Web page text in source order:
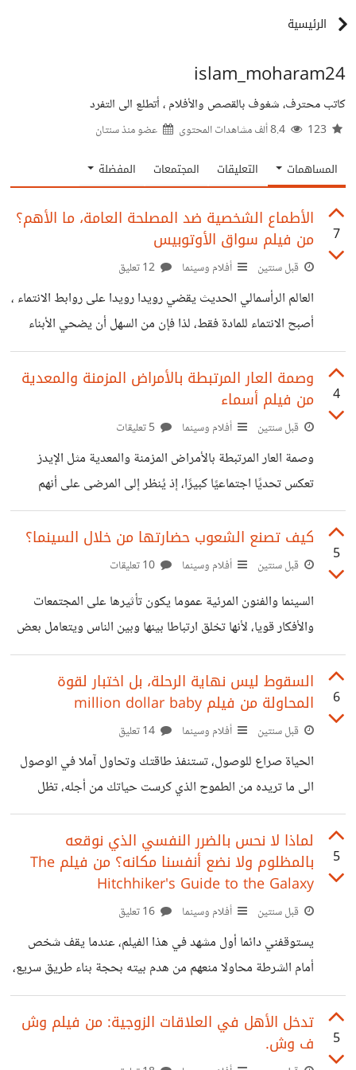
الرئيسية
islam_moharam24
كاتب محترف، شغوف بالقصص والأفلام ، أتطلع الى التفرد
عضو منذسنتان
المساهمات التعليقات المجتمعات المفضلة
7
الأطماع الشخصية ضد المصلحة العامة، ما الأهم؟
من فيلم سواق الأوتوبيس
قبل سنتين أفلام وسينما
العالم الرأسمالي الحديث يقضي رويدا رويدا على روابط الانتماء ،
أصبح الانتماء للمادة فقط، لذا فإن من السهل أن يضحي الأبناء
بالورشة وبأبيهم في سبيل أطماع شخصية، ويظل حسن هو
الشخص الوحيد الذي يحاول أن ينقذ الورشة من براثن عوني
العالم أصبحت تحكمه المصلحة الشخصية التي من الممكن أن
نقضي على مفاهيم الانتماء والمصلحة العامة، تقضي على ترابط
الأسرة، ولا مشكلة بالنسبة لصاحب المصلحة من أي ينتهز الفرصة
ويدوس أي شخص يقف في طريقه حسن هنا يذكرني ب"دون
4
وصمة العار المرتبطة بالأمراض المزمنة والمعدية
من فيلم أسماء
قبل سنتين أفلام وسينما
وصمة العار المرتبطة بالأمراض المزمنة والمعدية مثل الإيدز
تعكس تحديًا اجتماعيًا كبيرًا، إذ يُنظر إلى المرضى على أنهم
"خطر" أو "غير مقبولين" اجتماعيًا. هذا التمييز يؤدي إلى عزلهم
عن المجتمع، وحرمانهم من الدعم النفسي والاجتماعي الذي
يحتاجونه بشدة. على أرض الواقع، يمكننا رؤية هذه الوصمة في
مشاركتهم في الأنشطة العامة. إسقاطًا على حياتنا اليومية، نجد
أن الوعي المجتمعي بمثل هذه القضايا ما زال ضعيفًا، وغالبًا ما
ينبع التمييز من الجهل
5
كيف تصنع الشعوب حضارتها من خلال السينما؟
قبل سنتين أفلام وسينما
السينما والفنون المرئية عموما يكون تأثيرها على المجتمعات
والأفكار قويا، لأنها تخلق ارتباطا بينها وبين الناس ويتعامل بعض
الناس معها كأنها مرآة لوقت ما أو حضارة ما، كأن نتعامل نحن
المصريين مع أفلام مثل "الزوجة الثانية" أو " الحرام" كأنهم مرآة
للحياة الريفية في هذه الحقبة، مع أن هذا من الممكن أن يكون
منافيا للواقع. فنحن نأخذ ونوثق تاريخنا -حتى التاريخ القريب-
من خلال السينما، والسينما تخضع لأهواء صانعيها وأحيانا لأهواء
السلطة، فيظل راسخا في الأذهان لعقود ما على الشاشة
6
السقوط ليس نهاية الرحلة، بل اختبار لقوة
المحاولة من فيلم million dollar baby
قبل سنتين أفلام وسينما
الحياة صراع للوصول، تستنفذ طاقتك وتحاول آملا في الوصول
الى ما تريده من الطموح الذي كرست حياتك من أجله، تظل
تحاول وتحاول، ومن الممكن أن تقترب من القمة ولا تصل هل
مجرد المحاولة يضمن لك الوصول؟ أم أن الوصول والاستمرارية
ليس ملكا لك؟
5
لماذا لا نحس بالضرر النفسي الذي نوقعه
بالمظلوم ولا نضع أنفسنا مكانه؟ من فيلم The
Hitchhiker's Guide to the Galaxy
قبل سنتين أفلام وسينما
يستوقفني دائما أول مشهد في هذا الفيلم، عندما يقف شخص
أمام الشرطة محاولا منعهم من هدم بيته بحجة بناء طريق سريع،
وعندما يشتد النقاش يأتي الفضائيون لهدم الأرض كلها لبناء
طريق فضائي سريع مشهد قمة في العبثية ويطرح تساؤلات
كثيرة منها: هل نحن كبشرية بارعون ف ظلم الآخرين لكن عندما
5
تدخل الأهل في العلاقات الزوجية: من فيلم وش
ف وش.